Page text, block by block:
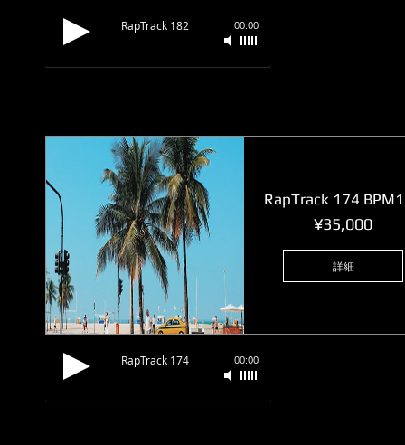
RapTrack 182 00:00
RapTrack 174
¥35,000価
詳細
RapTrack 174 00:00